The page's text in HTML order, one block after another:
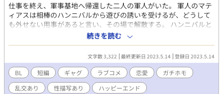
仕事を終え、軍事基地へ帰還した二人の軍人がいた。 軍人のマテ
ィアスは相棒のハンニバルから遊びの誘いを受けるが、どうして
も外せない用事があると言い、その場で解散する。 ハンニバルと
別れたマティアスが向かった先は、ハッテン場として有名なホテ
ルだった。 このホテルの個室は出入り自由で、気に入った相手と
好きなだけ楽しむことが出来る仕組みだ。 ホテルに入ったマティ
アスは個室で相手を待つが、入ってきた相手は意外にも……？ こ
の作品は同作者の作品「ワイルド・ソルジャー」のスピンオフ作
品です。
続きを読む
文字数 3,322 最終更新日 2023.5.14 登録日 2023.5.14
BL 短編 ギャグ ラブコメ 恋愛
ガチホモ
乱交あり
性描写あり ハッピーエンド